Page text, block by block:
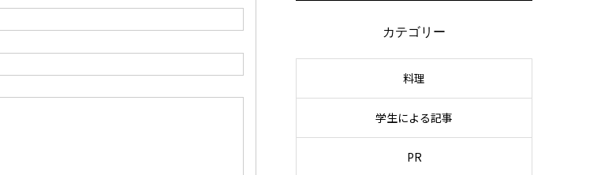
カテゴリー
料理
学生による記事
PR